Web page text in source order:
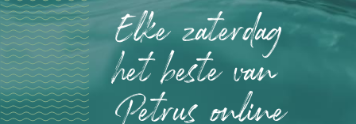
Elke zaterdag
het beste van
Petrus online